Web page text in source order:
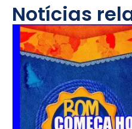
Notícias